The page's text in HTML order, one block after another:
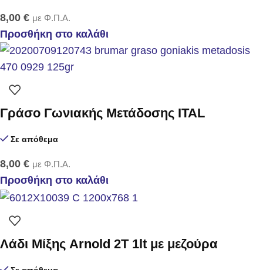
8,00 € με Φ.Π.Α.
Προσθήκη στο καλάθι
Γράσο Γωνιακής Μετάδοσης ITAL
Σε απόθεμα
8,00 € με Φ.Π.Α.
Προσθήκη στο καλάθι
Λάδι Μίξης Arnold 2T 1lt με μεζούρα